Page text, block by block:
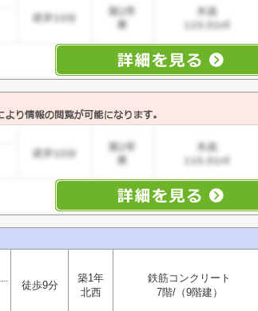
徒歩9分
築1年
北西
鉄筋コンクリート
7階/（9階建）